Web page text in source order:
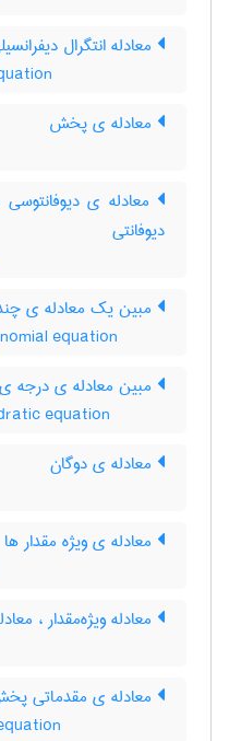
معادله انتگرال
معادله ی پخش
معادله ی
دیوفانتی
مبین یک معادله ی
equation
مبین معادله ی درجه
equation
معادله ی دوگان
معادله ی ویژه مقدار ها
معادله ویژه‌مقدار ،
معادله ی مقدماتی